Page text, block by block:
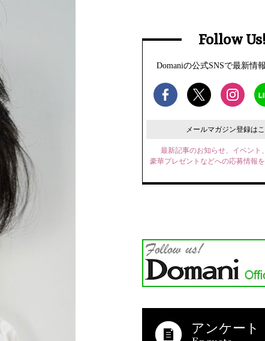
Follow Us!
Domaniの公式SNSで最新情
メールマガジン登録は
最新記事のお知らせ、イベント
豪華プレゼントなどへの応募情報を
アンケート